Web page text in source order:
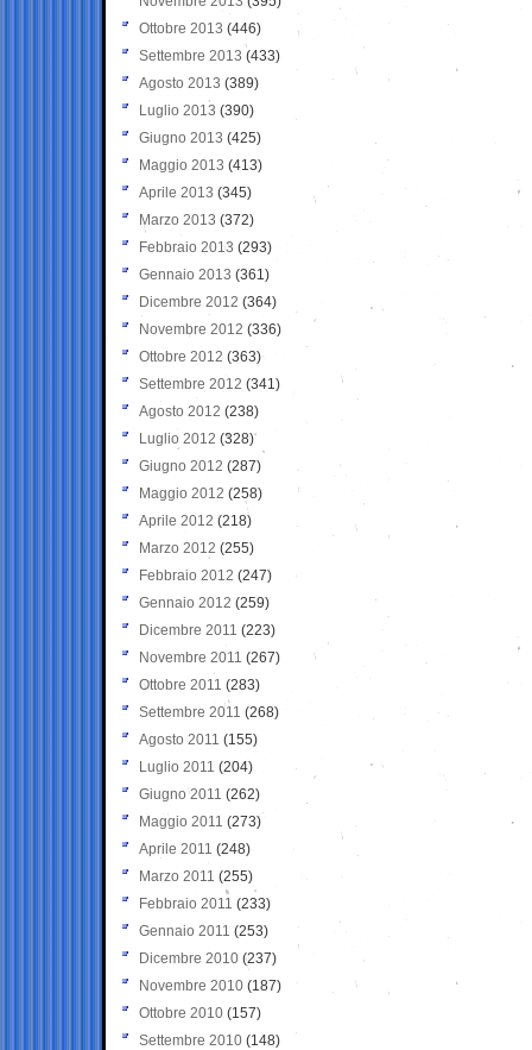
Ottobre 2013 (446)
Settembre 2013 (433)
Agosto 2013 (389)
Luglio 2013 (390)
Giugno 2013 (425)
Maggio 2013 (413)
Aprile 2013 (345)
Marzo 2013 (372)
Febbraio 2013 (293)
Gennaio 2013 (361)
Dicembre 2012 (364)
Novembre 2012 (336)
Ottobre 2012 (363)
Settembre 2012 (341)
Agosto 2012 (238)
Luglio 2012 (328)
Giugno 2012 (287)
Maggio 2012 (258)
Aprile 2012 (218)
Marzo 2012 (255)
Febbraio 2012 (247)
Gennaio 2012 (259)
Dicembre 2011 (223)
Novembre 2011 (267)
Ottobre 2011 (283)
Settembre 2011 (268)
Agosto 2011 (155)
Luglio 2011 (204)
Giugno 2011 (262)
Maggio 2011 (273)
Aprile 2011 (248)
Marzo 2011 (255)
Febbraio 2011 (233)
Gennaio 2011 (253)
Dicembre 2010 (237)
Novembre 2010 (187)
Ottobre 2010 (157)
Settembre 2010 (148)